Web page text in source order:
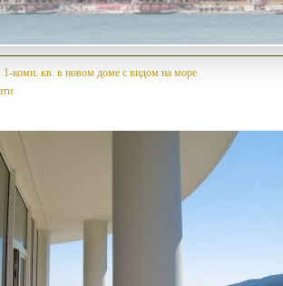
1-комн. кв. в новом доме с видом на море